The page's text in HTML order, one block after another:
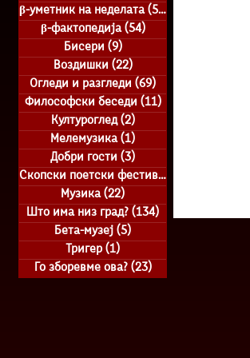
β-уметник на неделата (51)
β-фактопедија (54)54 posts
Бисери (9)9 posts
Воздишки (22)22 posts
Огледи и разгледи (69)
Философски беседи (11)11 posts
Културоглед (2)2 posts
Мелемузика (1)
Добри гости (3)
Скопски поетски фестивал
Музика (22)
Што има низ град? (134)
Бета-музеј (5)
Тригер (1)
Го зборевме ова? (23)23 posts